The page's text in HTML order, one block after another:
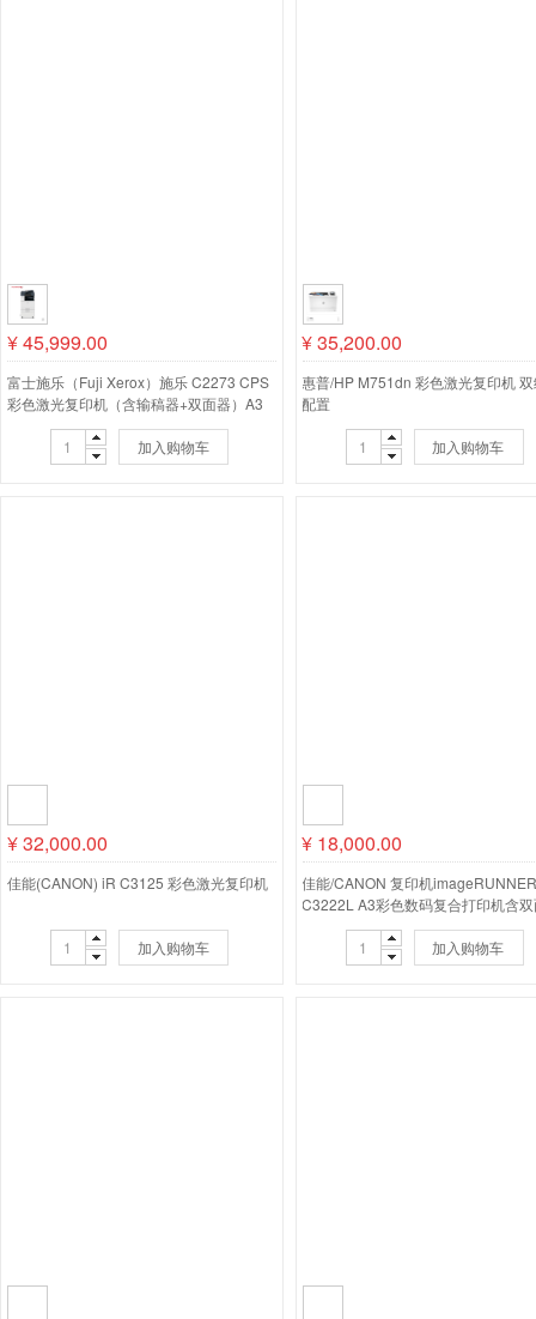
¥45,999.00
富士施乐（Fuji Xerox）施乐 C2273 CPS
彩色激光复印机（含输稿器+双面器）A3
复印打印扫描
加入购物车
¥35,200.00
惠普/HP M751dn 彩色激光复印机
配置
加入购物车
¥32,000.00
佳能(CANON) iR C3125 彩色激光复印机
加入购物车
¥ 18,000.00
佳能/CANON 复印机
C3222L A3彩色数码复合打印机含
动输稿器含原装工作台有线无线 彩
加入购物车